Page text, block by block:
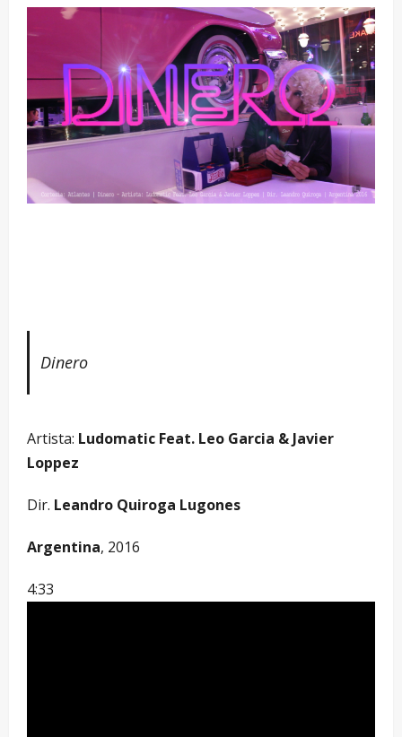
Dinero
Artista: Ludomatic Feat. Leo Garcia & Javier
Loppez
Dir. Leandro Quiroga Lugones
Argentina, 2016
4:33